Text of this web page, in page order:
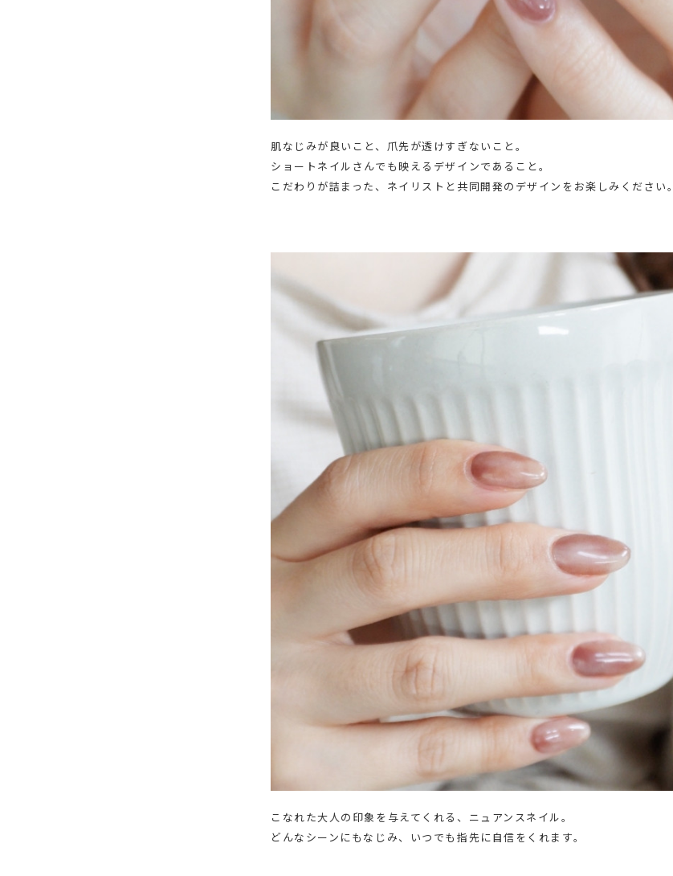
肌なじみが良いこと、爪先が透けすぎないこと。
ショートネイルさんでも映えるデザインであること。
こだわりが詰まった、ネイリストと共同開発のデザインをお楽しみください。
こなれた大人の印象を与えてくれる、ニュアンスネイル。
どんなシーンにもなじみ、いつでも指先に自信をくれます。